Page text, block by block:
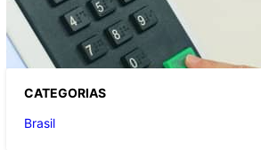
votaram mais em Lula
no 2º
CATEGORIAS
Brasil